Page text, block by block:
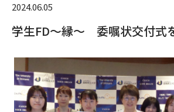
2024.06.05
学生FD～縁～ 委嘱状交付式